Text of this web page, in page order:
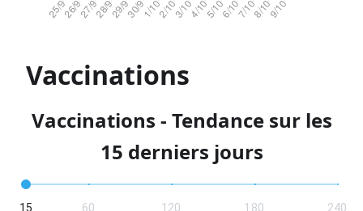
Vaccinations
Vaccinations - Tendance sur les
15 derniers jours
15 60 120 180 240